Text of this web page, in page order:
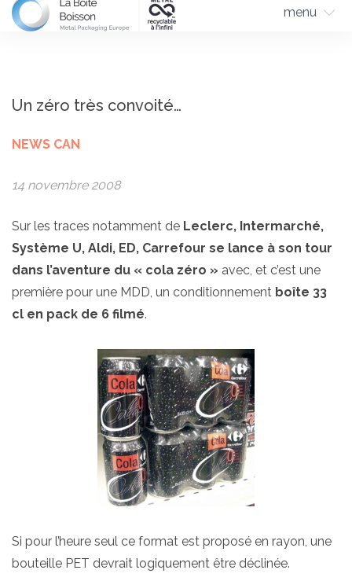
menu
Un zéro très convoité…
NEWS CAN
14 novembre 2008
Sur les traces notamment de Leclerc, Intermarché,
Système U, Aldi, ED, Carrefour se lance à son tour
dans l’aventure du « cola zéro » avec, et c’est une
première pour une MDD, un conditionnement boîte 33
cl en pack de 6 filmé.
Si pour l’heure seul ce format est proposé en rayon, une
bouteille PET devrait logiquement être déclinée.